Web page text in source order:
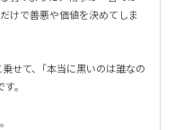
けで善悪や価値を決めてしま
せて、「本当に黒いのは誰なの
。